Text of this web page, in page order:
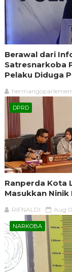
Berawal dari
Satresnarkoba
Pelaku Diduga
DPRD
Ranperda Kota
Masukkan
RIFNALDI Aug
NARKOBA